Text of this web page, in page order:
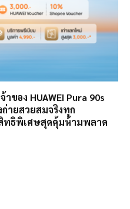
ของ HUAWEI Pura 90s
ถ่ายสวยสมจริงทุก
ทธิพิเศษสุดคุ้มห้ามพลาด